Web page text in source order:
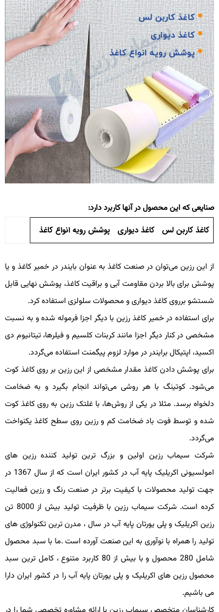
صنایعی که این محصول در آنها کاربرد دارد:
کاغذ کاربن لس
کاغذ دیواری پوشش رویه انواع کاغذ
از این رزین می‌توان در صنعت کاغذ به عنوان بایندر در خمیر کاغذ و یا
پوشش برای بالا بردن مقاومت آبی و براقیت کاغذ، پوشش نهایی قابل
شستشو برروی کاغذ دیواری و محصولات سلولزی استفاده کرد.
برای استفاده در خمیر کاغذ رزین با دیگر اجزا فرموله شده و به نسبت
مشخصی در کنار دیگر اجزا مانند کربنات کلسیم و فیلرها، تیتانیوم دی
اکسید، اپتیکال برایندر در موارد لزوم پیگمنت استفاده می‌گردد.
برای پوشش دادن کاغذ مقدار مشخصی از این رزین بر روی کاغذ کوت
می‌شود. کوتینگ با هر روشی می‌تواند انجام بگیرد و به ضخامت
دلخواه برسد. مثلا در یکی از روش‌ها، با غلتک رزین به روی کاغذ کوت
شده و توسط فوت باد ضخامت کم و رزین روی سطح کاغذ یکنواخت
می‌گردد.
شرکت سیماب رزین اولین و بزرگ ترین تولید کننده رزین های
امولسیونی اکریلیک پایه آب در کشور ایران است که از سال 1367 در
جهت تولید محصولات با کیفیت برتر در صنعت رنگ و رزین فعالیت
کرده است. شرکت سیماب رزین با ظرفیت تولید بیش از 8000 تن
رزین اکریلیک و پلی یورتان پایه آب در سال ، مدرن ترین تکنولوژی های
تولید را همراه با نوآوری به این صنعت آورده است .ما با سبد محصول
شامل 280 محصول و با بیش از 80 کاربرد متنوع ، کامل ترین سبد
محصول رزین های اکریلیک و پلی یورتان پایه آب را در کشور ایران دارا
می باشیم.